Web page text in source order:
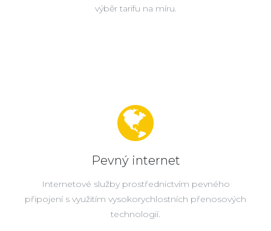
výběr tarifu na míru.
Pevný internet
Internetové služby prostřednictvím pevného
připojení s využitím vysokorychlostních přenosových
technologií.